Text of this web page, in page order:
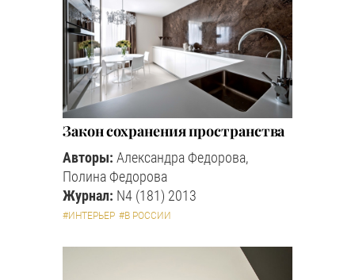
Закон сохранения пространства
Авторы: Александра Федорова,
Полина Федорова
Журнал: N4 (181) 2013
#ИНТЕРЬЕР #В РОССИИ